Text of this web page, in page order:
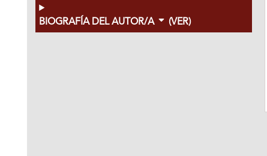
BIOGRAFÍA DEL AUTOR/A (VER)